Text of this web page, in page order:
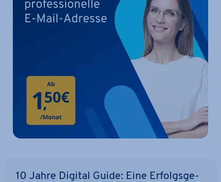
10 Jahre Digital Guide: Eine Er­folgs­ge­